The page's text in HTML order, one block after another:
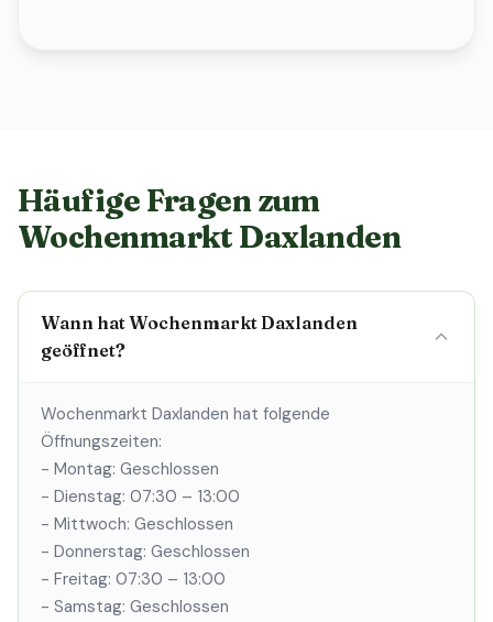
Häufige Fragen zum
Wochenmarkt Daxlanden
Wann hat Wochenmarkt Daxlanden
geöffnet?
Wochenmarkt Daxlanden hat folgende
Öffnungszeiten:
- Montag: Geschlossen
- Dienstag: 07:30 – 13:00
- Mittwoch: Geschlossen
- Donnerstag: Geschlossen
- Freitag: 07:30 – 13:00
- Samstag: Geschlossen